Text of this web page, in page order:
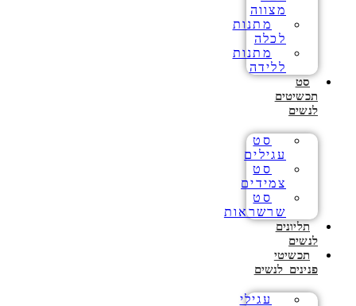
מצווה
מתנות
לכלה
מתנות
ללידה
סט
תכשיטים
לנשים
סט
עגילים
סט
צמידים
סט
שרשראות
תליונים
לנשים
תכשיטי
פנינים לנשים
עגילי